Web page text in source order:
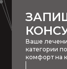
Ваше
категории
комфорт на